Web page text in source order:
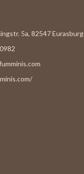
5a, 82547 Eurasburg